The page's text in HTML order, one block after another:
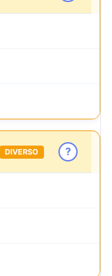
DIVERSO ?